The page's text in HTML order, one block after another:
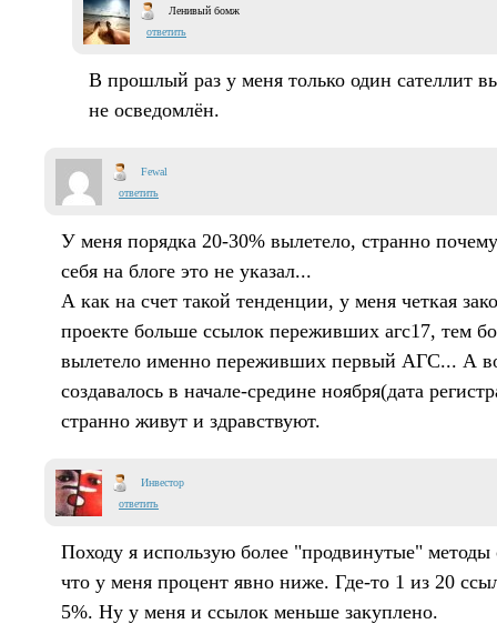
Ленивый бомж
ответить
В прошлый раз у меня только один сателлит
не осведомлён.
Fewal
ответить
У меня порядка 20-30% вылетело, странно
себя на блоге это не указал...
А как на счет такой тенденции, у меня четкая
проекте больше ссылок переживших агс17, тем
вылетело именно переживших первый АГС... А
создавалось в начале-средине ноября(дата
странно живут и здравствуют.
Инвестор
ответить
Походу я использую более "продвинутые"
что у меня процент явно ниже. Где-то 1 из 20
5%. Ну у меня и ссылок меньше закуплено.